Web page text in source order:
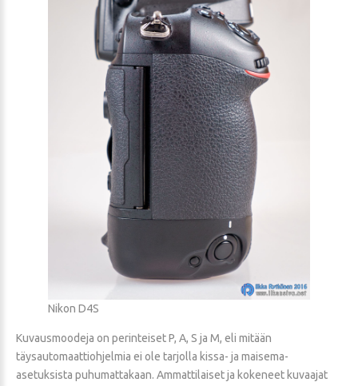
Nikon D4S
Kuvausmoodeja on perinteiset P, A, S ja M, eli mitään
täysautomaattiohjelmia ei ole tarjolla kissa- ja maisema-
asetuksista puhumattakaan. Ammattilaiset ja kokeneet kuvaajat